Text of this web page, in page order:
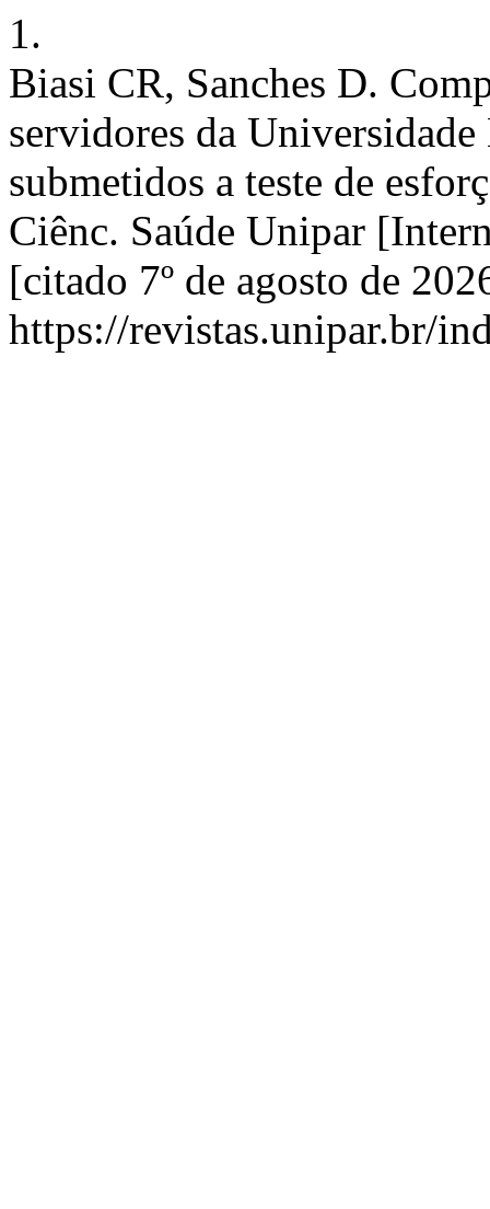
1.
Biasi CR, Sanches D.
servidores da
submetidos a teste de
Ciênc. Saúde Unipar
[citado 7º de agosto de
https://revistas.unipar.br/